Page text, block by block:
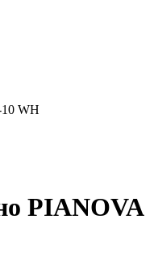
WH
PIANOVA